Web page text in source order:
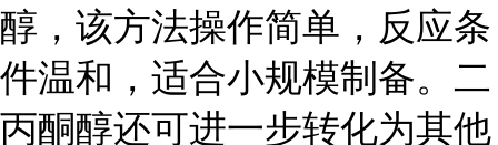
醇，该方法操作简单，反应条
件温和，适合小规模制备。二
丙酮醇还可进一步转化为其他